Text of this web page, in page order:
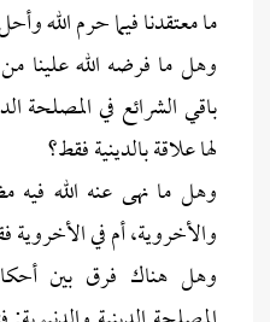
ما معتقدنا فيما حرم الله
وهل ما فرضه الله علينا
باقي الشرائع في المصلحة
لها علاقة بالدينية فقط؟
وهل ما نهى عنه الله فيه
والأخروية، أم في الأخروية
وهل هناك فرق بين